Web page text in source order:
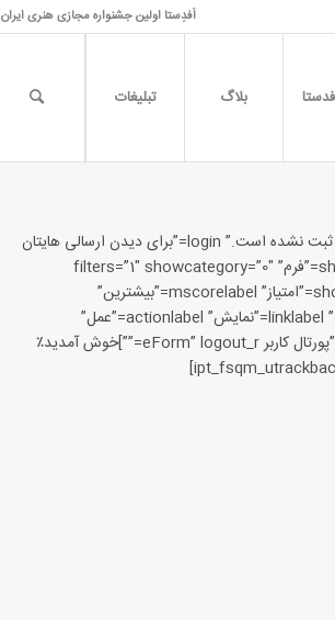
اَفدِستا اولین جشنواره مجازی هنری ایران
بلاگ تبلیغات
[ipt_fsqm_utrackback nosubmission=”در حال حاضر هیچ رکوردی ثبت نشده است.” login=”برای دیدن ارسالی هایتان
شما باید وارد شوید.” show_register=”1″ show_forgot=”1″ formlabel=”فرم” filters=”1″ showcategory=”0″
categorylabel=”دسته” datelabel=”تاریخ” showscore=”1″ scorelabel=”امتیاز” mscorelabel=”بیشترین”
pscorelabel=”%-سن” showremarks=”0″ remarkslabel=”ملاحظات” linklabel=”نمایش” actionlabel=”عمل”
editlabel=”ویرایش” avatar=”96″ theme=”material-orange” title=”پورتال کاربر eForm” logout_r=””]خوش آمدید٪